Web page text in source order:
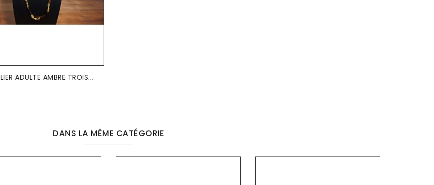
ADULTE AMBRE TROIS...
DANS LA MÊME CATÉGORIE